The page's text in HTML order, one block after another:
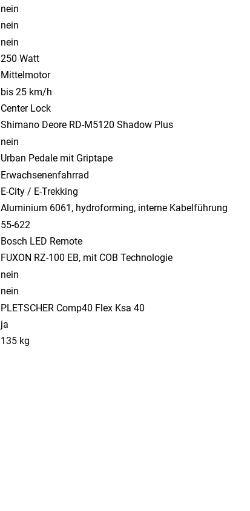
nein
nein
nein
250 Watt
Mittelmotor
bis 25 km/h
Center Lock
Shimano Deore RD-M5120 Shadow Plus
nein
Urban Pedale mit Griptape
Erwachsenenfahrrad
E-City / E-Trekking
Aluminium 6061, hydroforming, interne Kabelführung
55-622
Bosch LED Remote
FUXON RZ-100 EB, mit COB Technologie
nein
nein
PLETSCHER Comp40 Flex Ksa 40
ja
135 kg